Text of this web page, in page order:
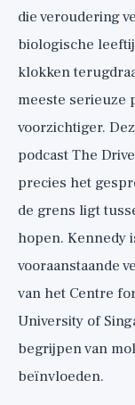
die veroudering
biologische
klokken
meeste serieuze
voorzichtiger.
podcast The
precies het
de grens ligt
hopen. Kennedy
vooraanstaande
van het Centre
University of
begrijpen van
beïnvloeden.